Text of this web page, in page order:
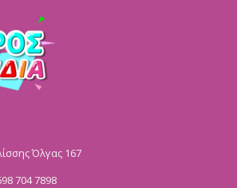
Όλγας 167
704 7898